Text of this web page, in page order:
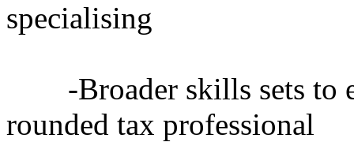
specialising
-Broader skills sets to
rounded tax professional